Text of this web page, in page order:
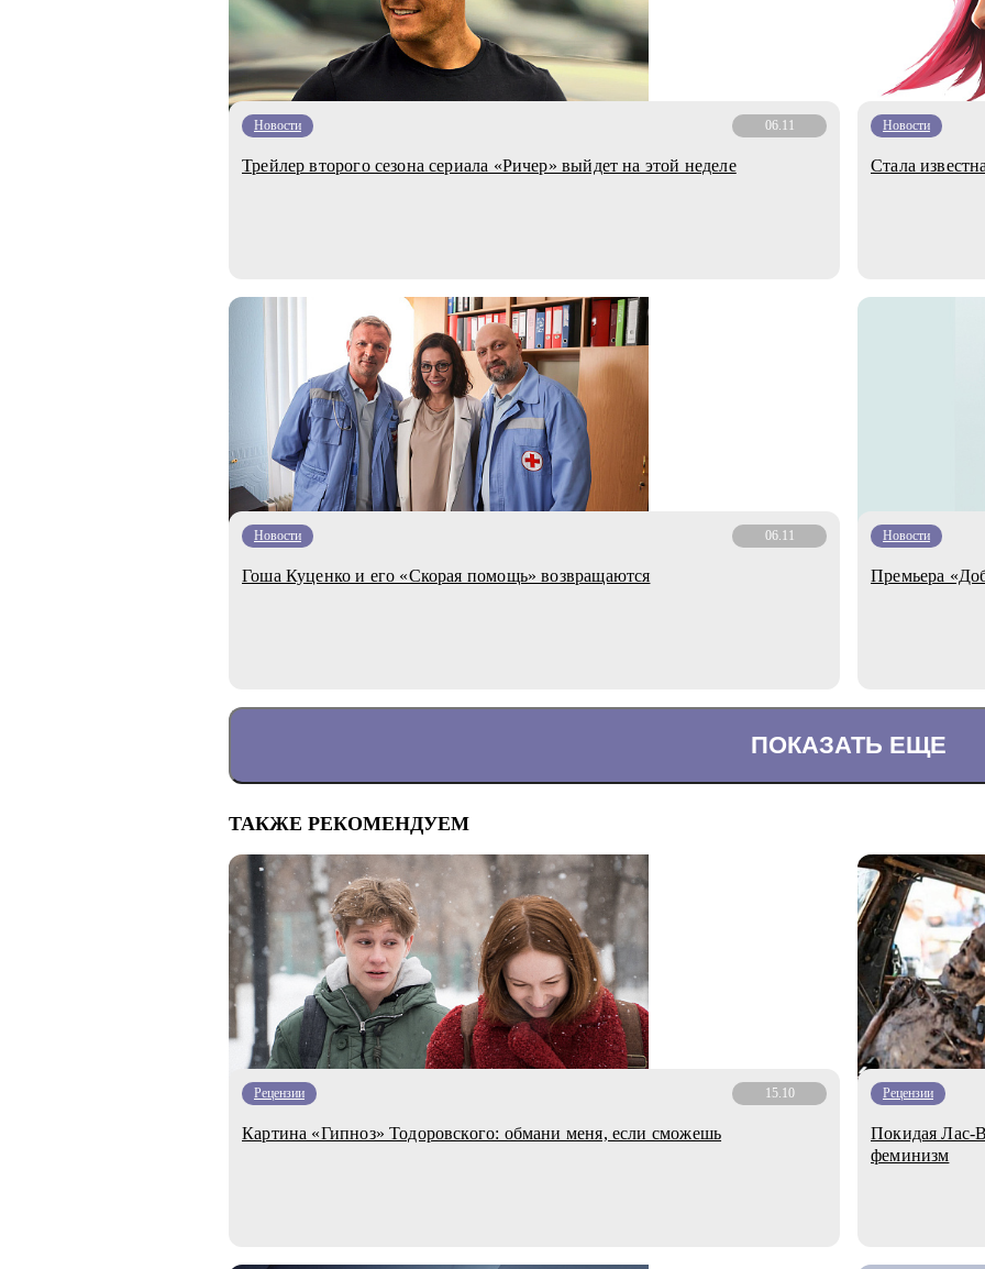
Новости 06.11
Трейлер второго сезона сериала «Ричер» выйдет на этой неделе
Новости
Стала
Новости 06.11
Гоша Куценко и его «Скорая помощь» возвращаются
Новости
Премьера
ПОКАЗАТЬ ЕЩЕ
ТАКЖЕ РЕКОМЕНДУЕМ
Рецензии 15.10
Картина «Гипноз» Тодоровского: обмани меня, если сможешь
Рецензии
Покидая Лас-
феминизм